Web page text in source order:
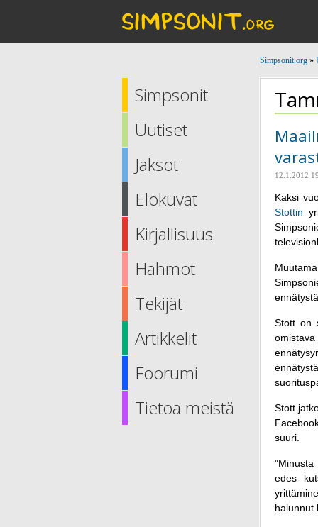
Simpsonit
Uutiset
Jaksot
Elokuvat
Kirjallisuus
Hahmot
Tekijät
Artikkelit
Foorumi
Tietoa meistä
Simpsonit.org »
12.1.2012
Kaksi
Stottin
Stott on
Stott
suuri.
edes
halunnut